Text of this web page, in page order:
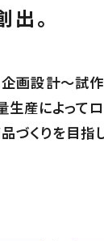
。
画設計〜
生産によっ
くりを目指し